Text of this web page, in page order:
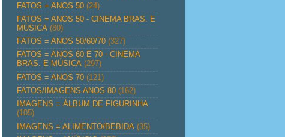
FATOS = ANOS 50 (24)
FATOS = ANOS 50 - CINEMA BRAS. E
MÚSICA (80)
FATOS = ANOS 50/60/70 (327)
FATOS = ANOS 60 E 70 - CINEMA
BRAS. E MÚSICA (297)
FATOS = ANOS 70 (121)
FATOS/IMAGENS ANOS 80 (162)
IMAGENS = ÁLBUM DE FIGURINHA
(105)
IMAGENS = ALIMENTO/BEBIDA (35)